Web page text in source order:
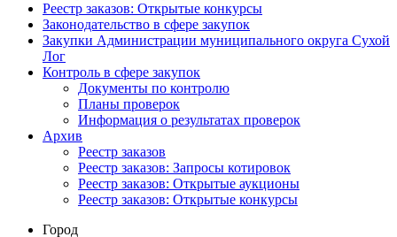
Реестр заказов: Открытые конкурсы
Законодательство в сфере закупок
Закупки Администрации муниципального округа Сухой
Лог
Контроль в сфере закупок
Документы по контролю
Планы проверок
Информация о результатах проверок
Архив
Реестр заказов
Реестр заказов: Запросы котировок
Реестр заказов: Открытые аукционы
Реестр заказов: Открытые конкурсы
Город